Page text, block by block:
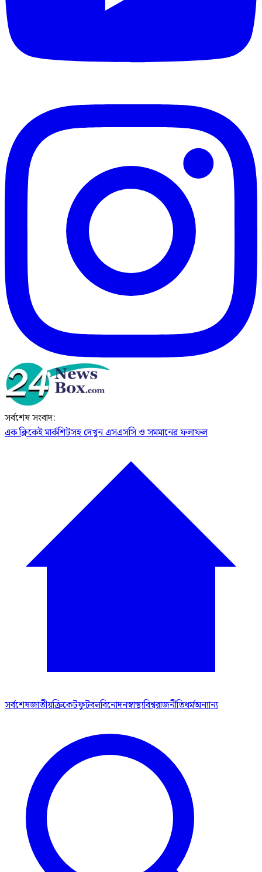
সর্বশেষ সংবাদ:
এক ক্লিকেই মার্কশিটসহ দেখুন এসএসসি ও সমমানের ফলাফল
সর্বশেষজাতীয়ক্রিকেটফুটবলবিনোদনস্বাস্থ্যবিশ্বরাজনীতিধর্মঅন্যান্য